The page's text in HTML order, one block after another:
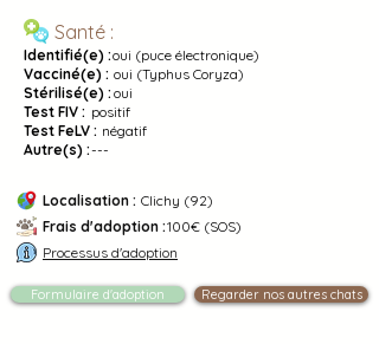
Santé :
Identifié(e) :oui (puce électronique)
Vacciné(e) : oui (Typhus Coryza)
Stérilisé(e) : oui
Test FIV : positif
Test FeLV : négatif
Autre(s) :---
Localisation : Clichy (92)
Frais d'adoption :100€ (SOS)
Processus d'adoption
Formulaire d'adoption Regarder nos autres chats